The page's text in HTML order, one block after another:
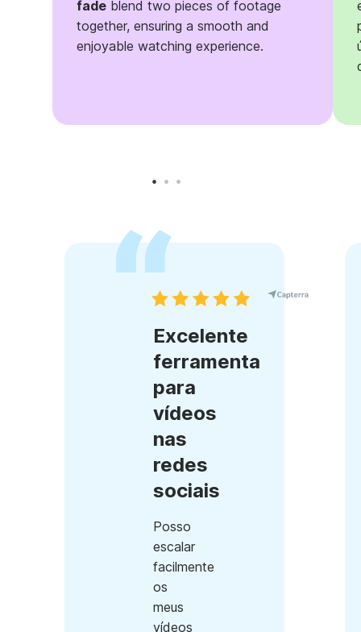
fade blend two pieces of footage
together, ensuring a smooth and
enjoyable watching experience.
Excelente
ferramenta
para
vídeos
nas
redes
sociais
Posso
escalar
facilmente
os
meus
vídeos